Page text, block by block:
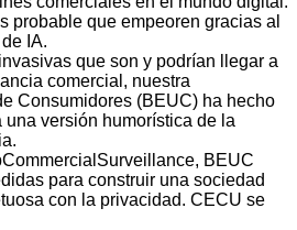
probable que empeoren gracias al
IA.
que son y podrían llegar a
comercial, nuestra
Consumidores (BEUC) ha hecho
versión humorística de la
BEUC
para construir una sociedad
con la privacidad. CECU se